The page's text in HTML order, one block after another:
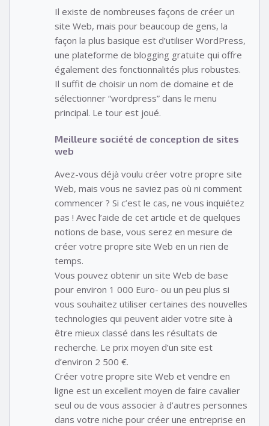
Il existe de nombreuses façons de créer un
site Web, mais pour beaucoup de gens, la
façon la plus basique est d’utiliser WordPress,
une plateforme de blogging gratuite qui offre
également des fonctionnalités plus robustes.
Il suffit de choisir un nom de domaine et de
sélectionner “wordpress” dans le menu
principal. Le tour est joué.
Meilleure société de conception de sites
web
Avez-vous déjà voulu créer votre propre site
Web, mais vous ne saviez pas où ni comment
commencer ? Si c’est le cas, ne vous inquiétez
pas ! Avec l’aide de cet article et de quelques
notions de base, vous serez en mesure de
créer votre propre site Web en un rien de
temps.
Vous pouvez obtenir un site Web de base
pour environ 1 000 Euro- ou un peu plus si
vous souhaitez utiliser certaines des nouvelles
technologies qui peuvent aider votre site à
être mieux classé dans les résultats de
recherche. Le prix moyen d’un site est
d’environ 2 500 €.
Créer votre propre site Web et vendre en
ligne est un excellent moyen de faire cavalier
seul ou de vous associer à d’autres personnes
dans votre niche pour créer une entreprise en